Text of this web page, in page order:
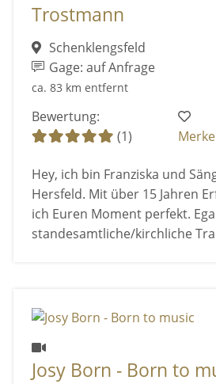
Trostmann
Schenklengsfeld
Gage: auf Anfrage
ca. 83 km entfernt
Bewertung:
(1)
Hey, ich bin Franziska und
Hersfeld. Mit über 15 Jahren
ich Euren Moment perfekt.
standesamtliche/kirchliche
Josy Born - Born to